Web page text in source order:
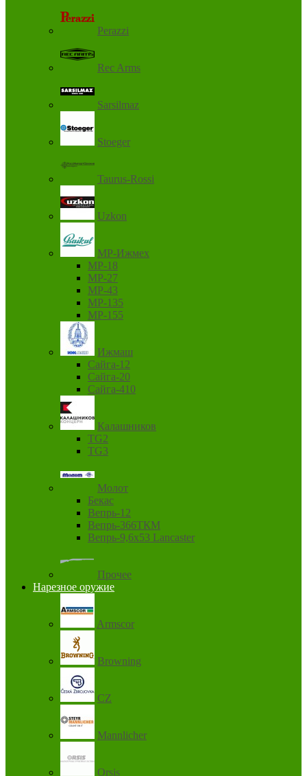
Perazzi
Rec Arms
Sarsilmaz
Stoeger
Taurus-Rossi
Uzkon
MP-Ижмех
MP-18
MP-27
MP-43
MP-135
MP-155
Ижмаш
Сайга-12
Сайга-20
Сайга-410
Калашников
TG2
TG3
Молот
Бекас
Вепрь-12
Вепрь-366ТКМ
Вепрь-9,6х53 Lancaster
Прочее
Нарезное оружие
Armscor
Browning
CZ
Mannlicher
Orsis